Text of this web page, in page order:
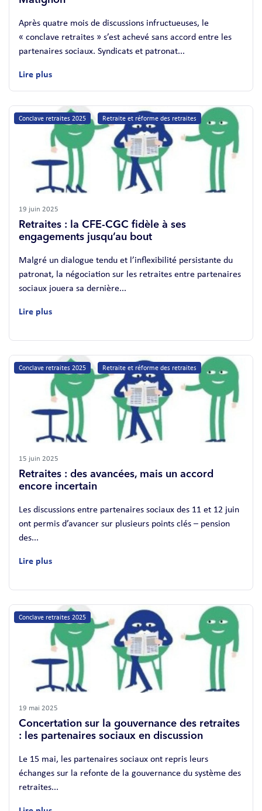
Après quatre mois de discussions infructueuses, le
« conclave retraites » s’est achevé sans accord entre les
partenaires sociaux. Syndicats et patronat...
Lire plus
Conclave retraites 2025 Retraite et réforme des retraites
19 juin 2025
Retraites : la CFE-CGC fidèle à ses
engagements jusqu’au bout
Malgré un dialogue tendu et l’inflexibilité persistante du
patronat, la négociation sur les retraites entre partenaires
sociaux jouera sa dernière...
Lire plus
Conclave retraites 2025 Retraite et réforme des retraites
15 juin 2025
Retraites : des avancées, mais un accord
encore incertain
Les discussions entre partenaires sociaux des 11 et 12 juin
ont permis d’avancer sur plusieurs points clés – pension
des...
Lire plus
Conclave retraites 2025
19 mai 2025
Concertation sur la gouvernance des retraites
: les partenaires sociaux en discussion
Le 15 mai, les partenaires sociaux ont repris leurs
échanges sur la refonte de la gouvernance du système des
retraites...